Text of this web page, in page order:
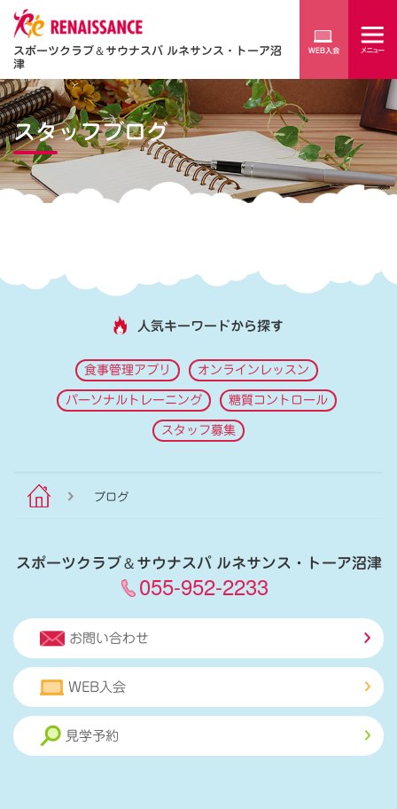
スポーツクラブ＆サウナスパ ルネサンス・トーア沼
津
スタッフブログ
人気キーワードから探す
食事管理アプリ オンラインレッスン
パーソナルトレーニング 糖質コントロール
スタッフ募集
ブログ
スポーツクラブ＆サウナスパ ルネサンス・トーア沼津
055-952-2233
お問い合わせ
WEB入会
見学予約